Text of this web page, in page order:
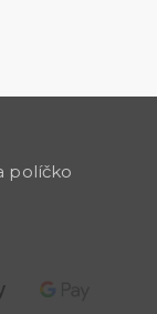
políčko